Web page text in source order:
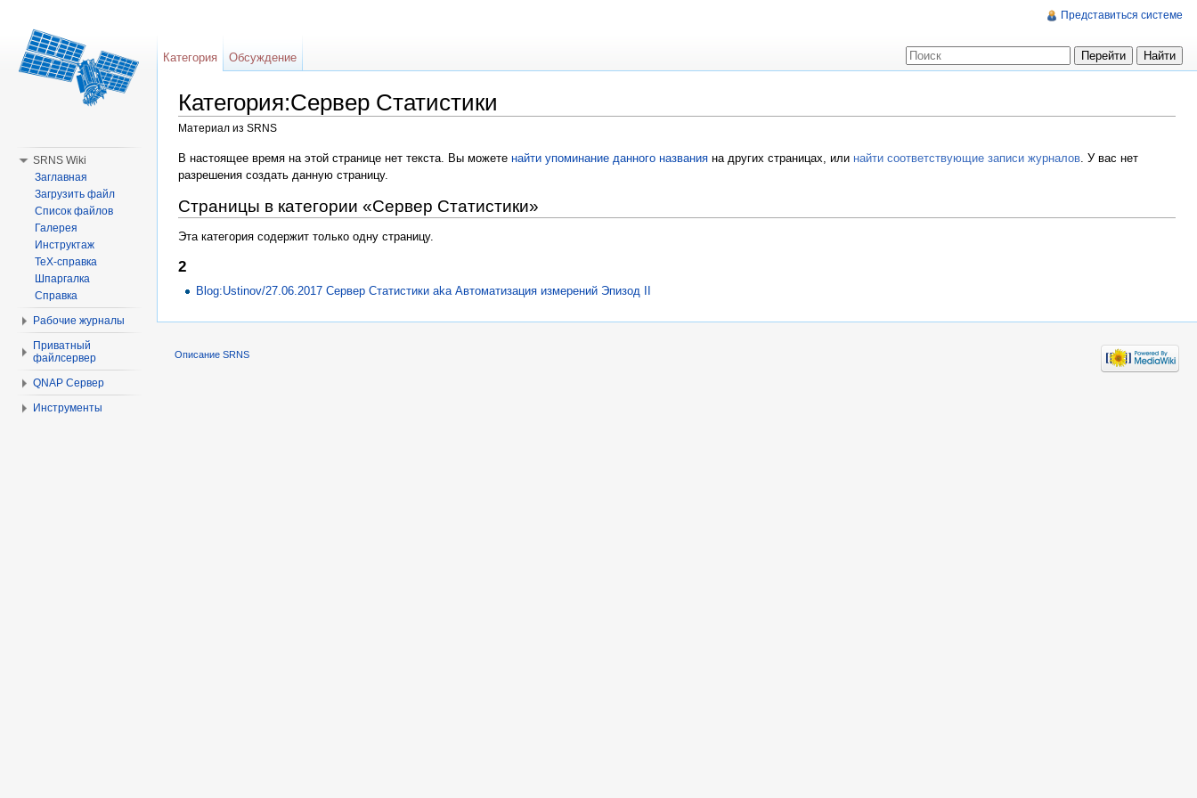
Категория:Сервер Статистики
Материал из SRNS
В настоящее время на этой странице нет текста. Вы можете найти упоминание данного названия на других страницах, или найти соответствующие записи журналов У вас нет
разрешения создать данную страницу.
Страницы в категории «Сервер Статистики»
Эта категория содержит только одну страницу.
2
Blog:Ustinov/27.06.2017 Сервер Статистики aka Автоматизация измерений Эпизод II
Представиться системе
Категория Обсуждение
SRNS Wiki
Заглавная
Загрузить файл
Список файлов
Галерея
Инструктаж
TeX-справка
Шпаргалка
Справка
Рабочие журналы
Приватный
файлсервер
QNAP Сервер
Инструменты
Описание SRNS